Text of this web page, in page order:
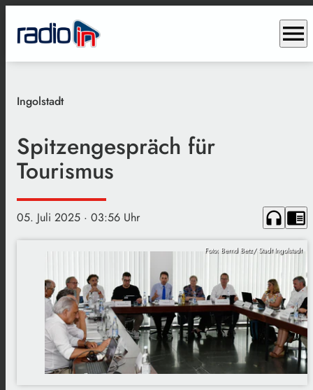
menu
Ingolstadt
Spitzengespräch für
Tourismus
05. Juli 2025 · 03:56 Uhr headphones chrome_reader_mode
Foto: Bernd Betz/ Stadt Ingolstadt